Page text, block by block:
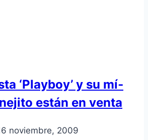
‘Playboy’ y su mí­
están en venta
noviembre, 2009